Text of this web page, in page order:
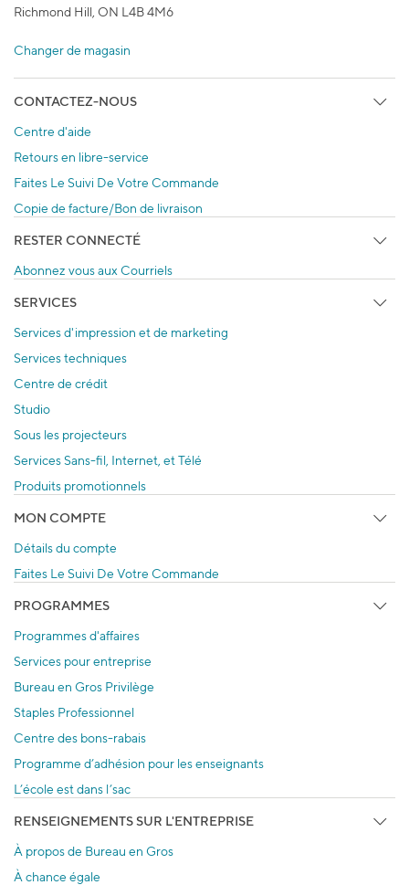
Richmond Hill, ON L4B 4M6
Changer de magasin
CONTACTEZ-NOUS
Centre d'aide
Retours en libre-service
Faites Le Suivi De Votre Commande
Copie de facture/Bon de livraison
RESTER CONNECTÉ
Abonnez vous aux Courriels
SERVICES
Services d'impression et de marketing
Services techniques
Centre de crédit
Studio
Sous les projecteurs
Services Sans-fil, Internet, et Télé
Produits promotionnels
MON COMPTE
Détails du compte
Faites Le Suivi De Votre Commande
PROGRAMMES
Programmes d'affaires
Services pour entreprise
Bureau en Gros Privilège
Staples Professionnel
Centre des bons-rabais
Programme d’adhésion pour les enseignants
L’école est dans l’sac
RENSEIGNEMENTS SUR L'ENTREPRISE
À propos de Bureau en Gros
À chance égale